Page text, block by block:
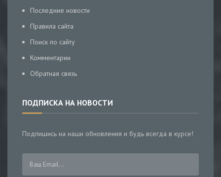
Последние новости
Правила сайта
Поиск по сайту
Комментарии
Обратная связь
ПОДПИСКА НА НОВОСТИ
Подпишись на наши обновления и будь всегда в курсе!